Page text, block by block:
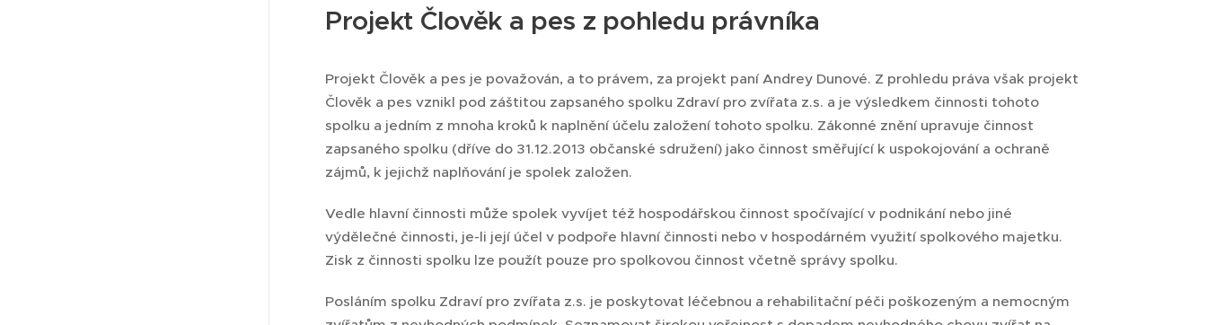
Projekt Člověk a pes z pohledu právníka
Projekt Člověk a pes je považován, a to právem, za projekt paní Andrey Dunové. Z prohledu práva však projekt
Člověk a pes vznikl pod záštitou zapsaného spolku Zdraví pro zvířata z.s. a je výsledkem činnosti tohoto
spolku a jedním z mnoha kroků k naplnění účelu založení tohoto spolku. Zákonné znění upravuje činnost
zapsaného spolku (dříve do 31.12.2013 občanské sdružení) jako činnost směřující k uspokojování a ochraně
zájmů, k jejichž naplňování je spolek založen.
Vedle hlavní činnosti může spolek vyvíjet též hospodářskou činnost spočívající v podnikání nebo jiné
výdělečné činnosti, je-li její účel v podpoře hlavní činnosti nebo v hospodárném využití spolkového majetku.
Zisk z činnosti spolku lze použít pouze pro spolkovou činnost včetně správy spolku.
Posláním spolku Zdraví pro zvířata z.s. je poskytovat léčebnou a rehabilitační péči poškozeným a nemocným